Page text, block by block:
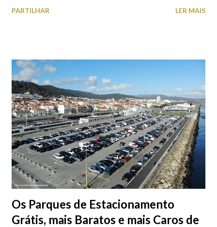
aproveite a paisagem como cenário para tirar algumas
PARTILHAR LER MAIS
Os Parques de Estacionamento
Grátis, mais Baratos e mais Caros de